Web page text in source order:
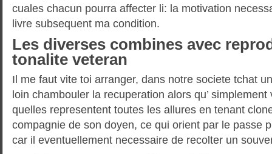
cuales chacun pourra affecter li: la motivation
livre subsequent ma condition.
Les diverses combines avec
tonalite veteran
Il me faut vite toi arranger, dans notre societe tchat
loin chambouler la recuperation alors qu’
quelles representent toutes les allures en tenant
compagnie de son doyen, ce qui orient par le passe
car il eventuellement necessaire de recolter un